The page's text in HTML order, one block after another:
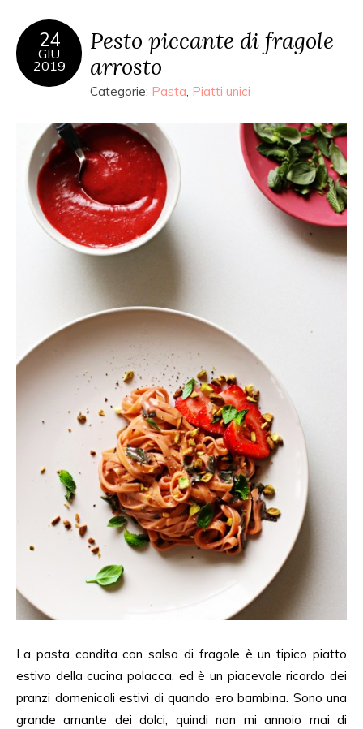
24
GIU
2019
Pesto piccante di fragole
arrosto
Categorie: Pasta, Piatti unici
La pasta condita con salsa di fragole è un tipico piatto
estivo della cucina polacca, ed è un piacevole ricordo dei
pranzi domenicali estivi di quando ero bambina. Sono una
grande amante dei dolci, quindi non mi annoio mai di